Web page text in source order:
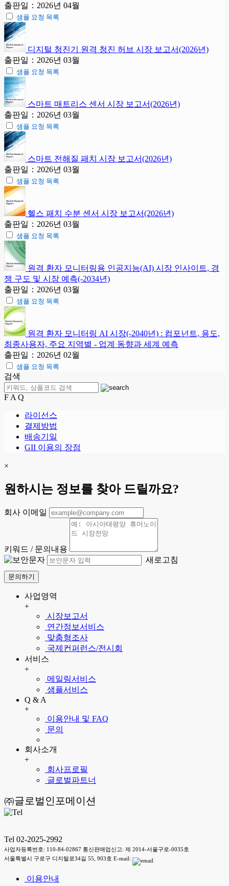
출판일：2026년 04월
샘플 요청 목록
디지털 청진기 원격 청진 허브 시장 보고서(2026년)
출판일：2026년 03월
샘플 요청 목록
스마트 매트리스 센서 시장 보고서(2026년)
출판일：2026년 03월
샘플 요청 목록
스마트 전해질 패치 시장 보고서(2026년)
출판일：2026년 03월
샘플 요청 목록
헬스 패치 수분 센서 시장 보고서(2026년)
출판일：2026년 03월
샘플 요청 목록
원격 환자 모니터링용 인공지능(AI) 시장 인사이트, 경
쟁 구도 및 시장 예측(-2034년)
출판일：2026년 03월
샘플 요청 목록
원격 환자 모니터링 AI 시장(-2040년) : 컴포넌트, 용도,
최종사용자, 주요 지역별 - 업계 동향과 세계 예측
출판일：2026년 02월
샘플 요청 목록
검색
F A Q
라이선스
결제방법
배송기일
GII 이용의 장점
×
원하시는 정보를 찾아 드릴까요?
회사 이메일
키워드 / 문의내용
새로고침
문의하기
사업영역
+
시장보고서
연간정보서비스
맞춤형조사
국제컨퍼런스/전시회
서비스
+
메일링서비스
샘플서비스
Q & A
+
이용안내 및 FAQ
문의
회사소개
+
회사프로필
글로벌파트너
㈜글로벌인포메이션
Tel 02-2025-2992
사업자등록번호: 110-84-02867 통신판매업신고: 제 2014-서울구로-0035호
서울특별시 구로구 디지털로34길 55, 903호 E-mail:
이용안내